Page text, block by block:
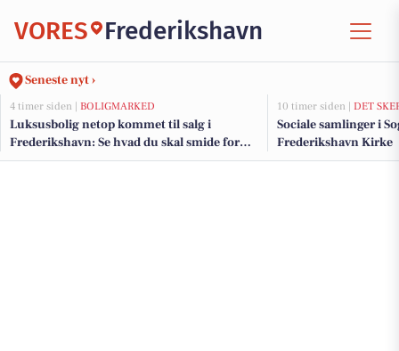
VORES Frederikshavn
Seneste nyt ›
4 timer siden | BOLIGMARKED
Luksusbolig netop kommet til salg i
Frederikshavn: Se hvad du skal smide for
Frederikshavns dyreste adresser her
10 timer siden | DET
Sociale samlinger i
Frederikshavn Kirke